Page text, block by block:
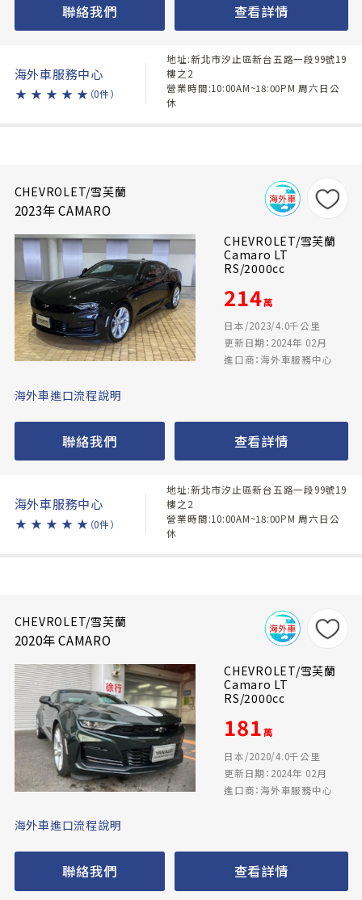
聯絡我們 查看詳情
海外車服務中心
★ ★ ★ ★ ★ （0件）
地址:新北市汐止區新台五路一段99號19
樓之2
營業時間:10:00AM~18:00PM 周六日公
休
CHEVROLET/雪芙蘭
2023年 CAMARO
CHEVROLET/雪芙蘭
Camaro LT
RS/2000cc
214萬
日本/2023/4.0千公里
更新日期：2024年 02月
進口商：海外車服務中心
海外車進口流程說明
聯絡我們 查看詳情
海外車服務中心
★ ★ ★ ★ ★ （0件）
地址:新北市汐止區新台五路一段99號19
樓之2
營業時間:10:00AM~18:00PM 周六日公
休
CHEVROLET/雪芙蘭
2020年 CAMARO
CHEVROLET/雪芙蘭
Camaro LT
RS/2000cc
181萬
日本/2020/4.0千公里
更新日期：2024年 02月
進口商：海外車服務中心
海外車進口流程說明
聯絡我們 查看詳情